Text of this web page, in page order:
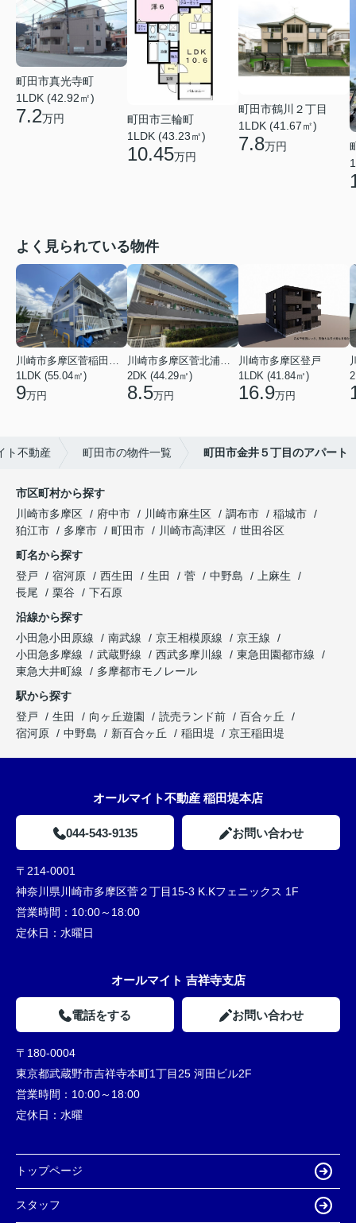
町田市真光寺町
1LDK (42.92㎡)
7.2万円
町田市三輪町
1LDK (43.23㎡)
10.45万円
町田市鶴川２丁目
1LDK (41.67㎡)
7.8万円
よく見られている物件
1LDK (55.04㎡)
9万円
2DK (44.29㎡)
8.5万円
川崎市多摩区登戸
1LDK (41.84㎡)
16.9万円
ト不動産 町田市の物件一覧 町田市金井５丁目のアパート
市区町村から探す
川崎市多摩区
府中市 川崎市麻生区 調布市
稲城市
狛江市
多摩市 町田市 川崎市高津区
世田谷区
町名から探す
登戸
宿河原 西生田 生田 菅 中野島
上麻生
長尾
栗谷
下石原
沿線から探す
小田急小田原線
南武線 京王相模原線
京王線
小田急多摩線
武蔵野線 西武多摩川線
東急田園都市線
東急大井町線
多摩都市モノレール
駅から探す
登戸
生田 向ヶ丘遊園 読売ランド前
百合ヶ丘
宿河原
中野島 新百合ヶ丘 稲田堤 京王稲田堤
オールマイト不動産 稲田堤本店
044-543-9135 お問い合わせ
〒214-0001
神奈川県川崎市多摩区菅２丁目15-3 K.Kフェニックス 1F
営業時間： 10:00～18:00
定休日： 水曜日
オールマイト 吉祥寺支店
電話をする お問い合わせ
〒180-0004
東京都武蔵野市吉祥寺本町1丁目25 河田ビル2F
営業時間： 10:00～18:00
定休日： 水曜
トップページ
スタッフ